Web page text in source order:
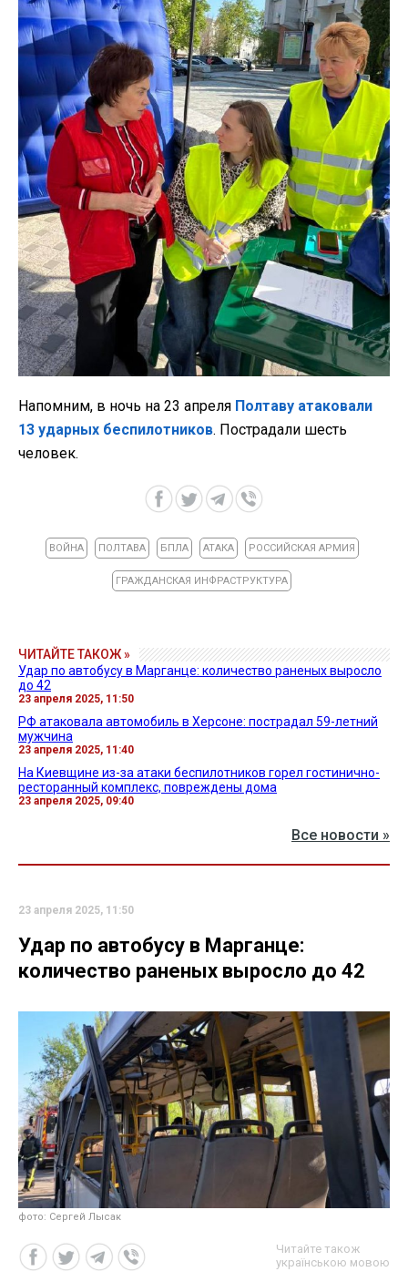
Напомним, в ночь на 23 апреля Полтаву атаковали
13 ударных беспилотников. Пострадали шесть
человек.
ВОЙНА ПОЛТАВА БПЛА АТАКА РОССИЙСКАЯ АРМИЯ
ГРАЖДАНСКАЯ ИНФРАСТРУКТУРА
ЧИТАЙТЕ ТАКОЖ »
Удар по автобусу в Марганце: количество раненых выросло
до 42
23 апреля 2025, 11:50
РФ атаковала автомобиль в Херсоне: пострадал 59-летний
мужчина
23 апреля 2025, 11:40
На Киевщине из-за атаки беспилотников горел гостинично-
ресторанный комплекс, повреждены дома
23 апреля 2025, 09:40
Все новости »
23 апреля 2025, 11:50
Удар по автобусу в Марганце:
количество раненых выросло до 42
фото: Сергей Лысак
Читайте також
українською мовою